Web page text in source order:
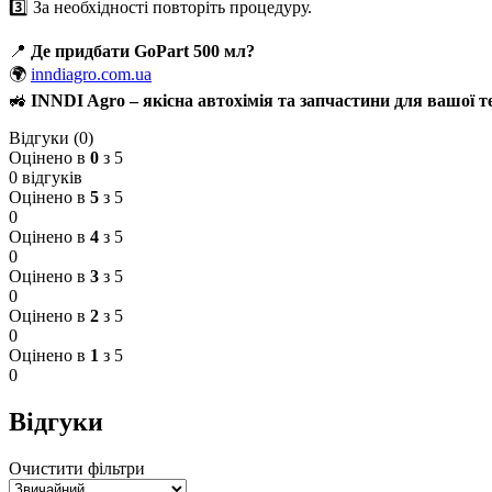
3️⃣ За необхідності повторіть процедуру.
📍 Де придбати GoPart 500 мл?
🌍 inndiagro.com.ua
🚜 INNDI Agro – якісна автохімія та запчастини для вашої
Відгуки (0)
Оцінено в 0 з 5
0 відгуків
Оцінено в 5 з 5
0
Оцінено в 4 з 5
0
Оцінено в 3 з 5
0
Оцінено в 2 з 5
0
Оцінено в 1 з 5
0
Відгуки
Очистити фільтри